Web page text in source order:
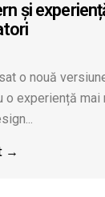
și
o nouă
o experiență mai
→